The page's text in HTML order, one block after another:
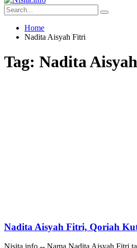
Home
Nadita Aisyah Fitri
Tag: Nadita
Nadita Aisyah Fitri, Qoriah